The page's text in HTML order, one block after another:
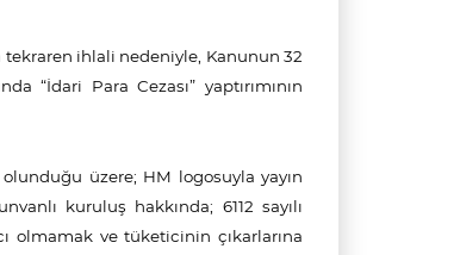
tekraren ihlali nedeniyle, Kanunun 32
“İdari Para Cezası” yaptırımının
üzere; HM logosuyla yayın
kuruluş hakkında; 6112 sayılı
olmamak ve tüketicinin çıkarlarına